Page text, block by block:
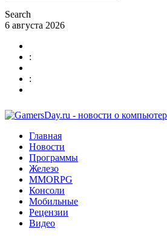
Search
6 августа 2026
:
:
Главная
Новости
Программы
Железо
MMORPG
Консоли
Мобильные
Рецензии
Видео